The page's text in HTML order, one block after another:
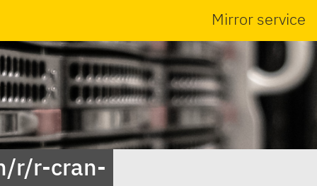
Mirror service
r/r-cran-